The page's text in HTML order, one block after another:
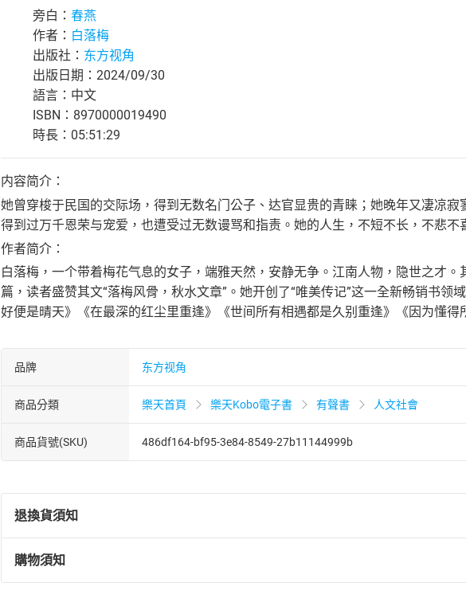
旁白： 春燕
作者： 白落梅
出版社： 东方视角
出版日期：2024/09/30
語言：中文
ISBN：8970000019490
時長：05:51:29
内容简介：
她曾穿梭于民国的交际场，得到无数名门公子、达官显贵的青睐；她晚年又凄凉
得到过万千恩荣与宠爱，也遭受过无数谩骂和指责。她的人生，不短不长，不悲
作者简介：
白落梅，一个带着梅花气息的女子，端雅天然，安静无争。江南人物，隐世之才
篇，读者盛赞其文“落梅风骨，秋水文章”。她开创了“唯美传记”这一全新畅销书
好便是晴天》《在最深的红尘里重逢》《世间所有相遇都是久别重逢》《因为懂
品牌 东方视角
商品分類 樂天首頁 樂天Kobo電子書 有聲書 人文社會
商品貨號(SKU) 486df164-bf95-3e84-8549-27b11144999b
退換貨須知
退換貨規定：
(一)依消費者保護法第19條第1項後段暨通訊交易解除權合理例外情事適用
購物須知